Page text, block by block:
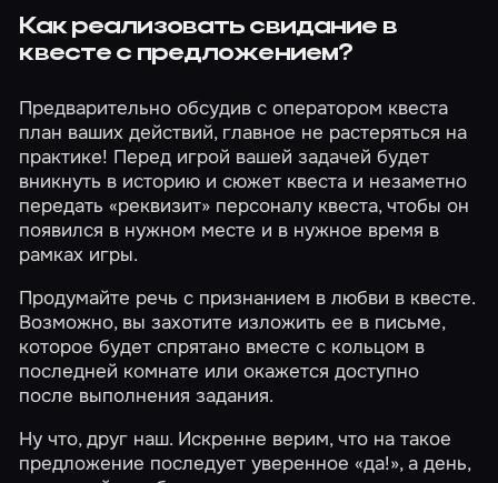
Как реализовать свидание в
квесте с предложением?
Предварительно обсудив с оператором квеста
план ваших действий, главное не растеряться на
практике! Перед игрой вашей задачей будет
вникнуть в историю и сюжет квеста и незаметно
передать «реквизит» персоналу квеста, чтобы он
появился в нужном месте и в нужное время в
рамках игры.
Продумайте речь с признанием в любви в квесте.
Возможно, вы захотите изложить ее в письме,
которое будет спрятано вместе с кольцом в
последней комнате или окажется доступно
после выполнения задания.
Ну что, друг наш. Искренне верим, что на такое
предложение последует уверенное «да!», а день,